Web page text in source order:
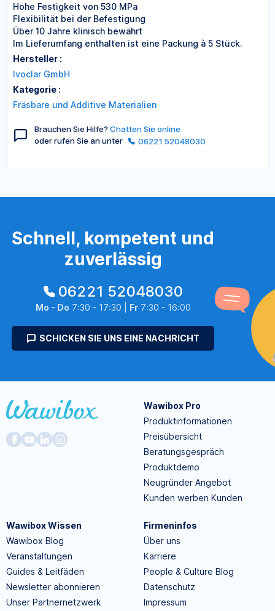
Hohe Festigkeit von 530 MPa
Flexibilität bei der Befestigung
Über 10 Jahre klinisch bewährt
Im Lieferumfang enthalten ist eine Packung à 5 Stück.
Hersteller :
Ivoclar GmbH
Kategorie :
Fräsbare und Additive Materialien
Brauchen Sie Hilfe? Chatten Sie online
oder rufen Sie an unter
06221 52048030
Schnell, kompetent und
zuverlässig
06221 52048030
Mo - Do 7:30 - 17:30 | Fr7:30 - 16:00
SCHICKEN SIE UNS EINE NACHRICHT
Wawibox Pro
Produktinformationen
Preisübersicht
Beratungsgespräch
Produktdemo
Neugründer Angebot
Kunden werben Kunden
Wawibox Wissen
Wawibox Blog
Veranstaltungen
Guides & Leitfäden
Newsletter abonnieren
Unser Partnernetzwerk
Firmeninfos
Über uns
Karriere
People & Culture Blog
Datenschutz
Impressum